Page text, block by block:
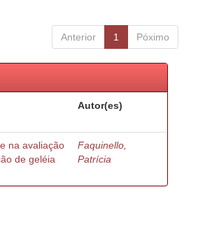
Anterior 1 Póximo
Autor(es)
na avaliação
de geléia
Faquinello,
Patrícia